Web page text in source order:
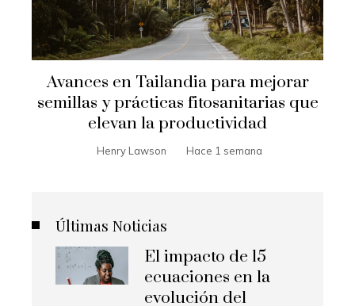
Avances en Tailandia para mejorar
semillas y prácticas fitosanitarias que
elevan la productividad
Henry Lawson Hace 1 semana
Últimas Noticias
El impacto de 15
ecuaciones en la
evolución del